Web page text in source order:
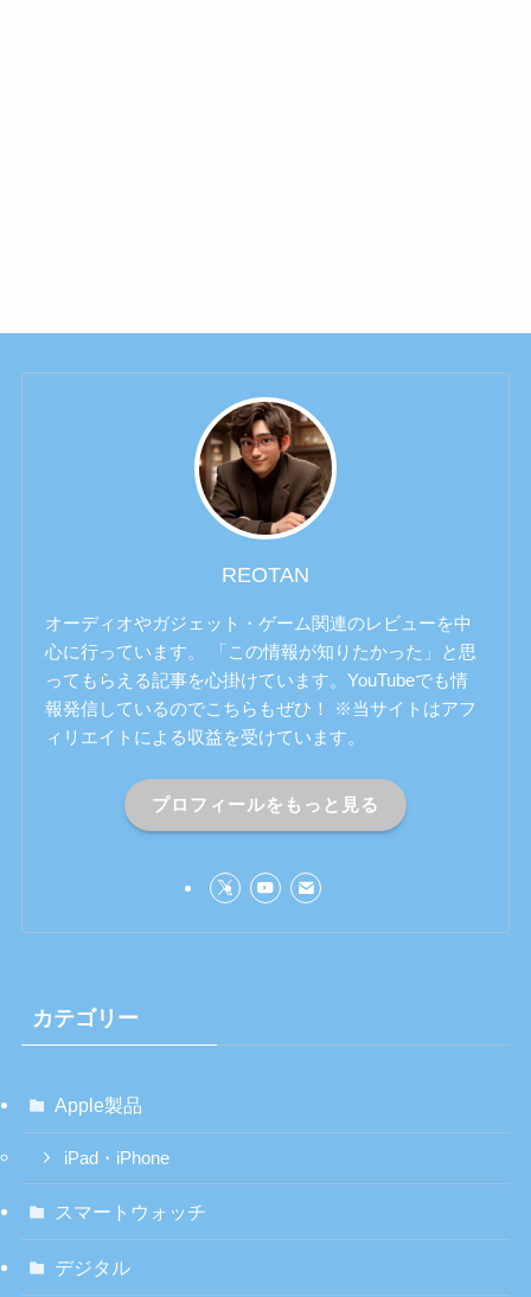
REOTAN
オーディオやガジェット・ゲーム関連のレビューを中
心に行っています。 「この情報が知りたかった」と思
ってもらえる記事を心掛けています。YouTubeでも情
報発信しているのでこちらもぜひ！ ※当サイトはアフ
ィリエイトによる収益を受けています。
プロフィールをもっと見る
カテゴリー
Apple製品
iPad・iPhone
スマートウォッチ
デジタル